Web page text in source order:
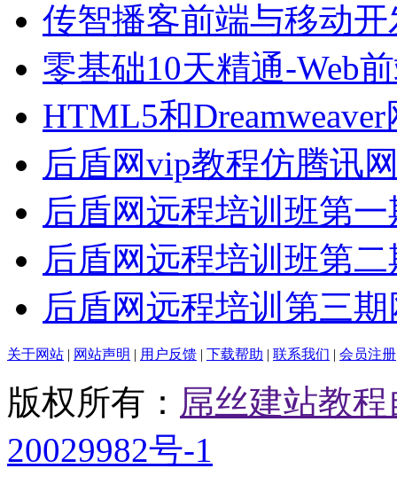
传智播客前端与移动开
零基础10天精通-Web
HTML5和
后盾网vip教程仿腾讯
后盾网远程培训班第一
后盾网远程培训班第二
后盾网远程培训第三期
关于网站 | 网站声明 | 用户反馈 | 下载帮助 | 联系我们 | 会员注册
版权所有： 屌丝建站教
20029982号-1